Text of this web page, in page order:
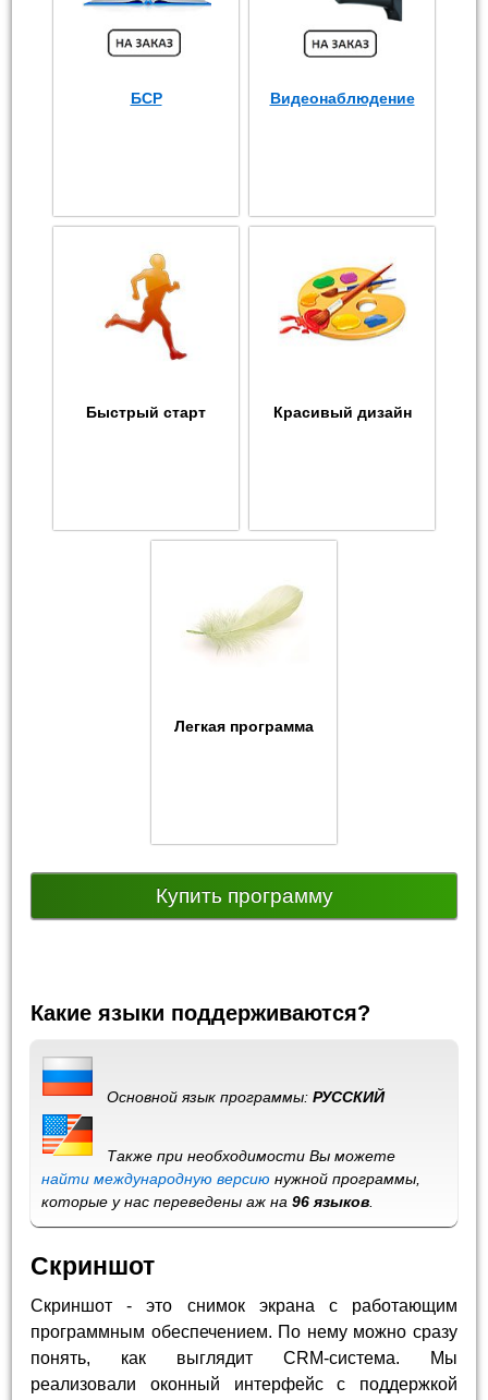
БСР Видеонаблюдение
Быстрый старт Красивый дизайн
Легкая программа
Купить программу
Какие языки поддерживаются?
Основной язык программы:РУССКИЙ
Также при необходимости Вы можете
найти международную версию нужной программы,
которые у нас переведены аж на96 языков
Скриншот
Скриншот - это снимок экрана с работающим
программным обеспечением. По нему можно сразу
понять, как выглядит CRM-система. Мы
реализовали оконный интерфейс с поддержкой